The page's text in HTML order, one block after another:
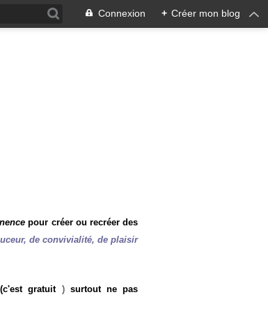
Connexion + Créer mon blog
pour créer ou recréer des
de convivialité, de plaisir
gratuit) surtout ne pas